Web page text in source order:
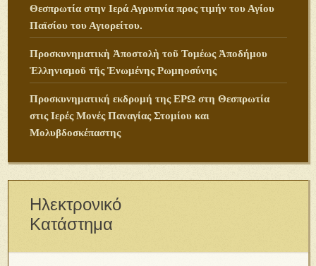
Θεσπρωτία στην Ιερά Αγρυπνία προς τιμήν του Αγίου
Παϊσίου του Αγιορείτου.
Προσκυνηματικὴ Ἀποστολὴ τοῦ Τομέως Ἀποδήμου
Ἑλληνισμοῦ τῆς Ἑνωμένης Ρωμηοσύνης
Προσκυνηματική εκδρομή της ΕΡΩ στη Θεσπρωτία
στις Ιερές Μονές Παναγίας Στομίου και
Μολυβδοσκέπαστης
Ηλεκτρονικό
Κατάστημα